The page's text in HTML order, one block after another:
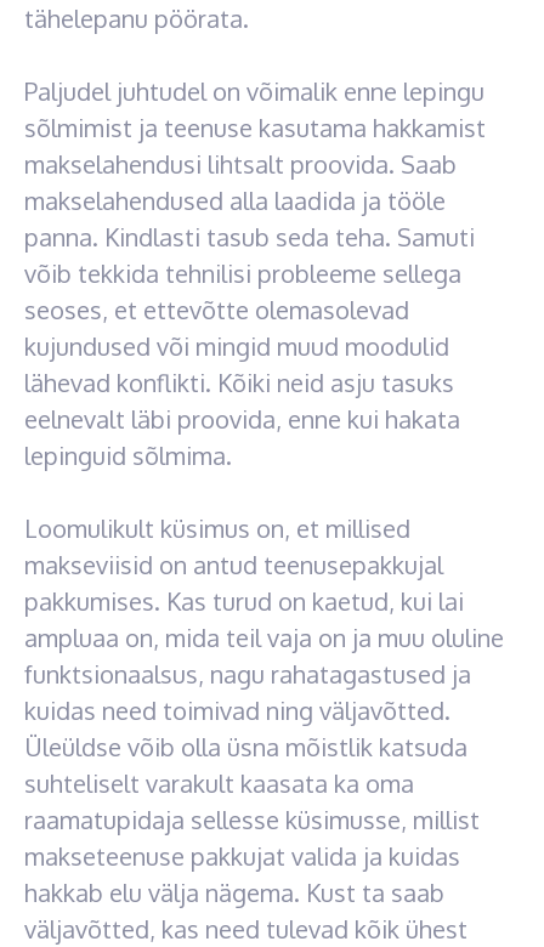
tähelepanu pöörata.
Paljudel juhtudel on võimalik enne lepingu
sõlmimist ja teenuse kasutama hakkamist
makselahendusi lihtsalt proovida. Saab
makselahendused alla laadida ja tööle
panna. Kindlasti tasub seda teha. Samuti
võib tekkida tehnilisi probleeme sellega
seoses, et ettevõtte olemasolevad
kujundused või mingid muud moodulid
lähevad konflikti. Kõiki neid asju tasuks
eelnevalt läbi proovida, enne kui hakata
lepinguid sõlmima.
Loomulikult küsimus on, et millised
makseviisid on antud teenusepakkujal
pakkumises. Kas turud on kaetud, kui lai
ampluaa on, mida teil vaja on ja muu oluline
funktsionaalsus, nagu rahatagastused ja
kuidas need toimivad ning väljavõtted.
Üleüldse võib olla üsna mõistlik katsuda
suhteliselt varakult kaasata ka oma
raamatupidaja sellesse küsimusse, millist
makseteenuse pakkujat valida ja kuidas
hakkab elu välja nägema. Kust ta saab
väljavõtted, kas need tulevad kõik ühest